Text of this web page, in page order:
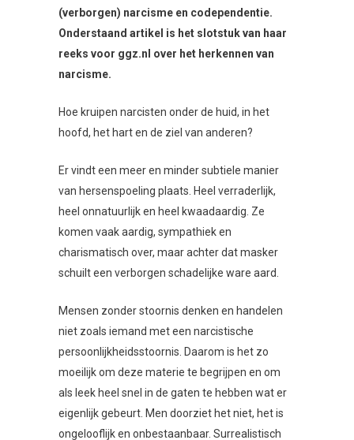
(verborgen) narcisme en codependentie.
Onderstaand artikel is het slotstuk van haar
reeks voor ggz.nl over het herkennen van
narcisme.
Hoe kruipen narcisten onder de huid, in het
hoofd, het hart en de ziel van anderen?
Er vindt een meer en minder subtiele manier
van hersenspoeling plaats. Heel verraderlijk,
heel onnatuurlijk en heel kwaadaardig. Ze
komen vaak aardig, sympathiek en
charismatisch over, maar achter dat masker
schuilt een verborgen schadelijke ware aard.
Mensen zonder stoornis denken en handelen
niet zoals iemand met een narcistische
persoonlijkheidsstoornis. Daarom is het zo
moeilijk om deze materie te begrijpen en om
als leek heel snel in de gaten te hebben wat er
eigenlijk gebeurt. Men doorziet het niet, het is
ongelooflijk en onbestaanbaar. Surrealistisch